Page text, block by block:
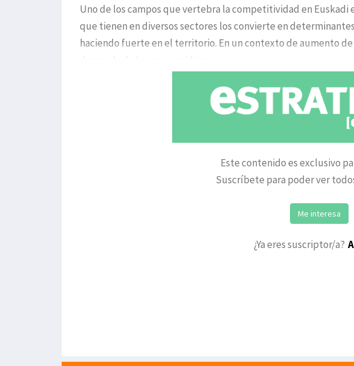
Uno de los campos que vertebra la competitividad en Euskadi
que tienen en diversos sectores los convierte en
haciendo fuerte en el territorio. En un contexto de aumento
demanda de los consumidores,
Este contenido es exclusivo
Suscríbete para poder ver
Me interesa
¿Ya eres suscriptor/a?